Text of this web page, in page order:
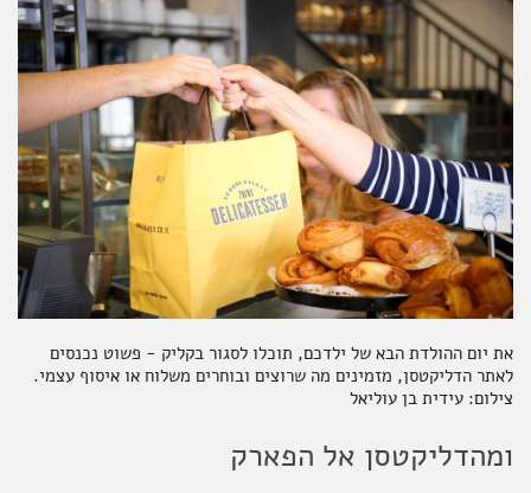
את יום ההולדת הבא של ילדכם, תוכלו לסגור בקליק - פשוט נכנסים
לאתר הדליקטסן, מזמינים מה שרוצים ובוחרים משלוח או איסוף עצמי.
צילום: עידית בן עוליאל
ומהדליקטסן אל הפארק
קפה ותה
ביצים וחלב
סלים ותיקים
נרות וריחות
ילדים
אקססוריז
ספרים ומוצרי נייר